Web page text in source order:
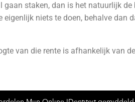
staken, dan is het natuurlijk
niets te doen, behalve dan
van die rente is afhankelijk van